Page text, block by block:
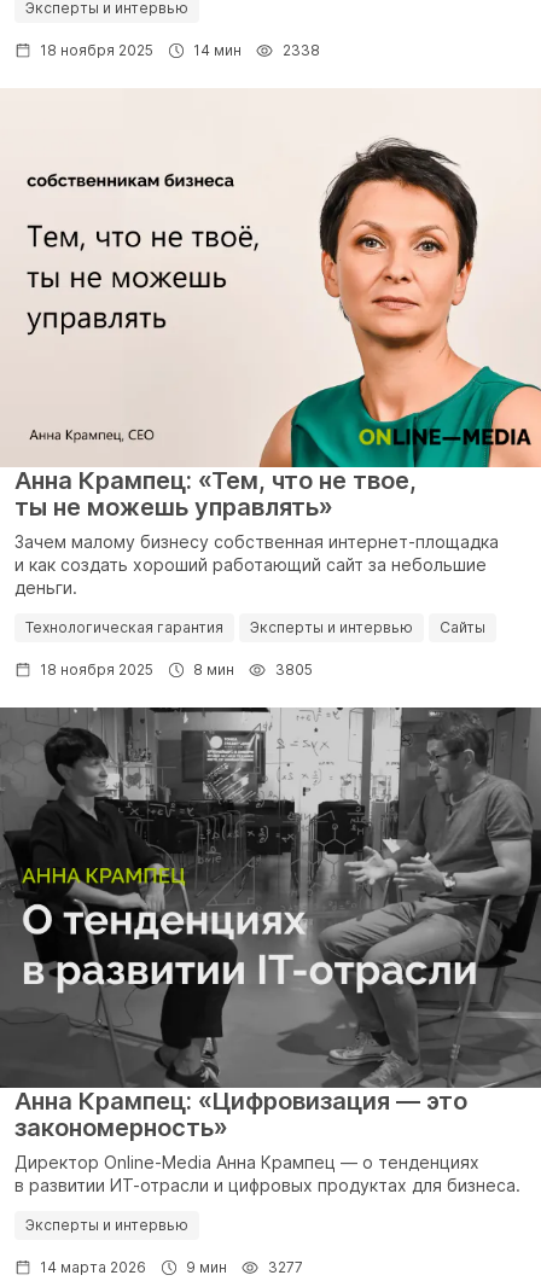
Эксперты и интервью
18 ноября 2025 14 мин 2338
Анна Крампец: «Тем, что не твое,
ты не можешь управлять»
Зачем малому бизнесу собственная интернет-площадка
и как создать хороший работающий сайт за небольшие
деньги.
Технологическая гарантия Эксперты и интервью Сайты
18 ноября 2025 8 мин 3805
Анна Крампец: «Цифровизация — это
закономерность»
Директор Online-Media Анна Крампец — о тенденциях
в развитии ИТ-отрасли и цифровых продуктах для бизнеса.
Эксперты и интервью
14 марта 2026 9 мин 3277